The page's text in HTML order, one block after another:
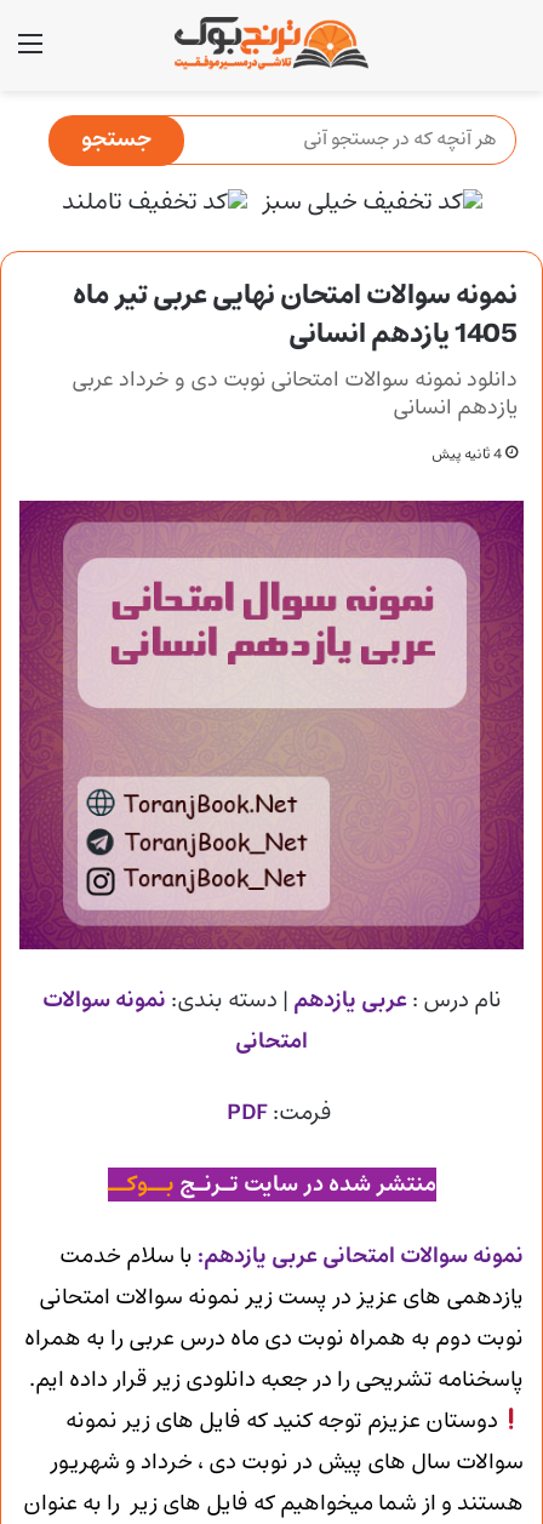
نمونه سوالات امتحان نهایی عربی تیر ماه
1405 یازدهم انسانی
دانلود نمونه سوالات امتحانی نوبت دی و خرداد عربی
یازدهم انسانی
4 ثانیه پیش
نام درس :عربی یازدهم | دسته بندی: نمونه سوالات
امتحانی
فرمت:PDF
منتشر شده در سایت تـرنـج بــوکــ
نمونه سوالات امتحانی عربی یازدهم: با سلام خدمت
یازدهمی های عزیز در پست زیر نمونه سوالات امتحانی
نوبت دوم به همراه نوبت دی ماه درس عربی را به همراه
پاسخنامه تشریحی را در جعبه دانلودی زیر قرار داده ایم.
دوستان عزیزم توجه کنید که فایل های زیر نمونه
سوالات سال های پیش در نوبت دی ، خرداد و شهریور
هستند و از شما میخواهیم که فایل های زیر را به عنوان